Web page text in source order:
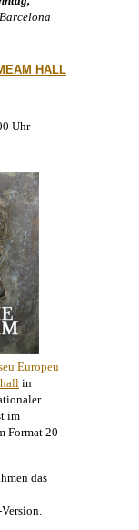
HALL
Uhr
Europeu
in
im
Format 20
das